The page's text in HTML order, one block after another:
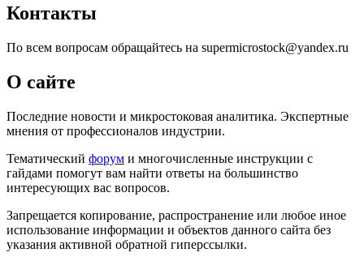
Контакты
По всем вопросам обращайтесь на supermicrostock@yandex.ru
О сайте
Последние новости и микростоковая аналитика. Экспертные
мнения от профессионалов индустрии.
Тематический форум и многочисленные инструкции с
гайдами помогут вам найти ответы на большинство
интересующих вас вопросов.
Запрещается копирование, распространение или любое иное
использование информации и объектов данного сайта без
указания активной обратной гиперссылки.